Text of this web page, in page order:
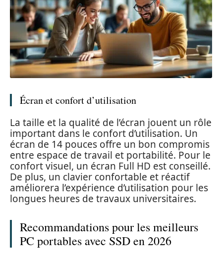
Écran et confort d’utilisation
La taille et la qualité de l’écran jouent un rôle
important dans le confort d’utilisation. Un
écran de 14 pouces offre un bon compromis
entre espace de travail et portabilité. Pour le
confort visuel, un écran Full HD est conseillé.
De plus, un clavier confortable et réactif
améliorera l’expérience d’utilisation pour les
longues heures de travaux universitaires.
Recommandations pour les meilleurs
PC portables avec SSD en 2026